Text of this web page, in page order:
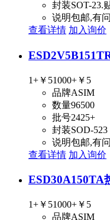
封装SOT-23.
说明包邮,有
查看详情 加入询价
1+ ￥51000+ ￥5
品牌ASIM
数量96500
批号2425+
封装SOD-523
说明包邮,有
查看详情 加入询价
ESD30A150TA
1+ ￥51000+ ￥5
品牌ASIM